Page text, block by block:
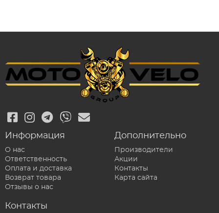
Информация
О нас
Ответственность
Оплата и доставка
Возврат товара
Отзывы о нас
Дополнительно
Производители
Акции
Контакты
Карта сайта
Контакты